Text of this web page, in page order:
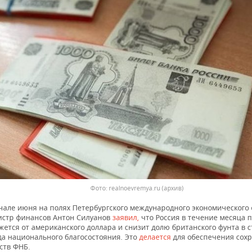
Фото: realnoevremya.ru (архив)
июня на полях Петербургского международного
финансов Антон Силуанов заявил, что Россия в течение месяца
от американского доллара и снизит долю британского фунта в
национального благосостояния. Это делается для обеспечения
ФНБ.